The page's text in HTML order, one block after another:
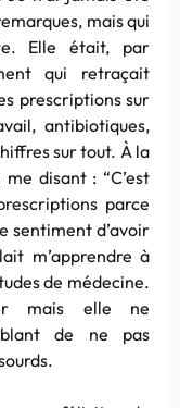
mais qui
Elle était, par
qui retraçait
prescriptions sur
antibiotiques,
sur tout. À la
disant : “C’est
parce
sentiment d’avoir
m’apprendre à
de médecine.
mais elle ne
de ne pas